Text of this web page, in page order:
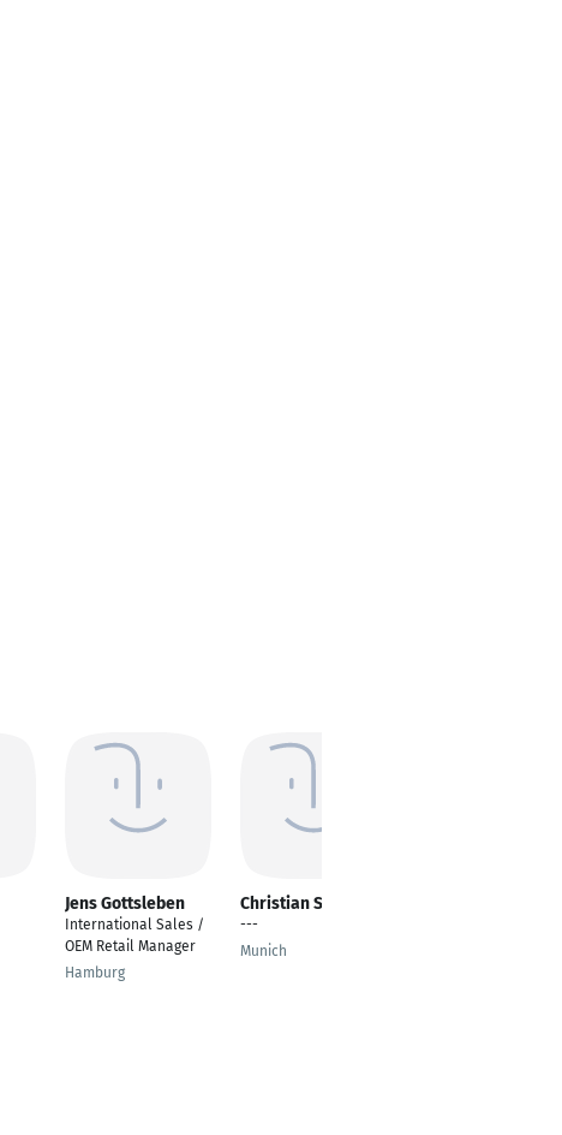
Jens Gottsleben
International Sales /
OEM Retail Manager
Hamburg
Christian Schäfer
---
Munich